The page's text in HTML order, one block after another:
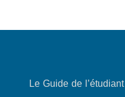
Le Guide de l’étudiant